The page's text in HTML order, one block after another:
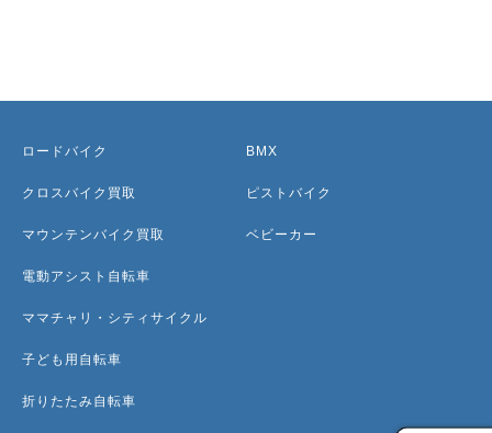
ロードバイク
クロスバイク買取
マウンテンバイク買取
電動アシスト自転車
ママチャリ・シティサイクル
子ども用自転車
折りたたみ自転車
BMX
ピストバイク
ベビーカー